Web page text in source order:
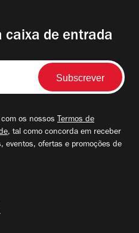
caixa de entrada
os nossos Termos de
, tal como concorda em receber
eventos, ofertas e promoções de